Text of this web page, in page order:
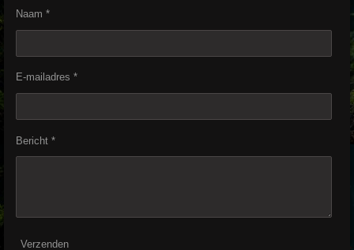
Naam *
E-mailadres *
Bericht *
Verzenden